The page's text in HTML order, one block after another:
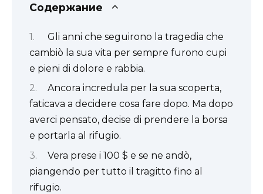
Содержание
Gli anni che seguirono la tragedia che
cambiò la sua vita per sempre furono cupi
e pieni di dolore e rabbia.
Ancora incredula per la sua scoperta,
faticava a decidere cosa fare dopo. Ma dopo
averci pensato, decise di prendere la borsa
e portarla al rifugio.
Vera prese i 100 $ e se ne andò,
piangendo per tutto il tragitto fino al
rifugio.